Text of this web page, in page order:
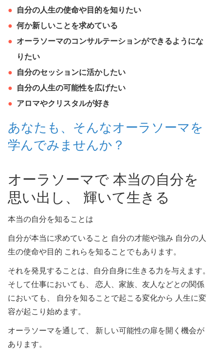
自分の人生の使命や目的を知りたい
何か新しいことを求めている
オーラソーマのコンサルテーションができるようにな
りたい
自分のセッションに活かしたい
自分の人生の可能性を広げたい
アロマやクリスタルが好き
あなたも、そんなオーラソーマを
学んでみませんか？
オーラソーマで 本当の自分を
思い出し、 輝いて生きる
本当の自分を知ることは
自分が本当に求めていること 自分の才能や強み 自分の人
生の使命や目的 これらを知ることでもあります。
それを発見することは、自分自身に生きる力を与えます。
そして仕事においても、 恋人、家族、友人などとの関係
においても、 自分を知ることで起こる変化から 人生に変
容が起こり始めます。
オーラソーマを通して、 新しい可能性の扉を開く機会が
あります。